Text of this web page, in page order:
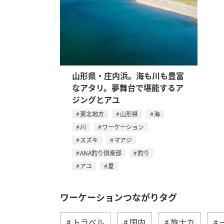
山形県・庄内浜。海も川も豊富
なアタリ。夢舞台で堪能するア
ジングとアユ
東北地方 山形県
海
川
ワーケーション
スズキ
マアジ
ANA釣り倶楽部
釣り
アユ
夏
ワーケーションつながりタグ